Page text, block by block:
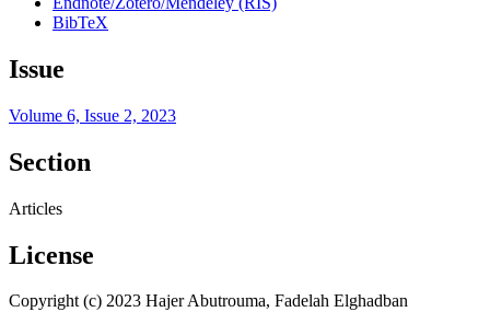
BibTeX
Issue
Volume 6, Issue 2, 2023
Section
Articles
License
Copyright (c) 2023 Hajer Abutrouma, Fadelah Elghadban